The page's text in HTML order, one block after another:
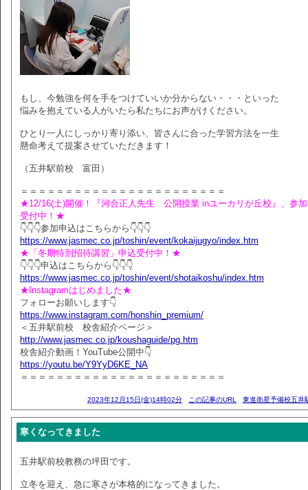
もし、今勉強を何を手をつけていいか分からない・・・といった
悩みを抱えている人がいたら私たちにお声がけください。
ひとり一人にしっかり寄り添い、皆さんに合った学習方法を一生
懸命考えて提案させていただきます！
（五井駅前校 富田）
＝＝＝＝＝＝＝＝＝＝＝＝＝＝＝＝＝＝＝＝＝＝＝
★12/16(土)開催！『河合正人先生 公開授業 inユーカリが丘校』、参
受付中！★
👇👇👇参加申込はこちらから👇👇👇
https://www.jasmec.co.jp/toshin/event/kokaijugyo/index.htm
★「冬期特別招待講習」申込受付中！★
👇👇👇申込はこちらから👇👇👇
https://www.jasmec.co.jp/toshin/event/shotaikoshu/index.htm
★Instagramはじめました★
フォローお願いします👇
https://www.instagram.com/honshin_premium/
＜五井駅前校 校舎紹介ページ＞
http://www.jasmec.co.jp/koushaguide/pg.htm
校舎紹介動画！YouTube公開中👇
https://youtu.be/Y9YyD6KE_NA
＝＝＝＝＝＝＝＝＝＝＝＝＝＝＝＝＝＝＝＝＝＝＝
2023年12月15日(金)14時02分 この記事のURL 東進衛星予備校五井
寒くなってきました
五井駅前校教務の坪田です。
立冬を迎え、急に寒さが本格的になってきました。